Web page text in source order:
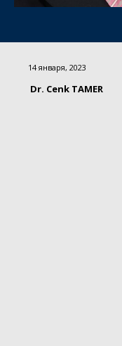
14 января, 2023
Dr. Cenk TAMER